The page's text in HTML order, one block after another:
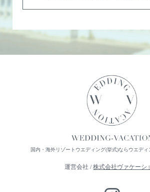
国内・海外リゾートウエディング(挙式)ならウエデ
運営会社 /株式会社ヴァケーシ